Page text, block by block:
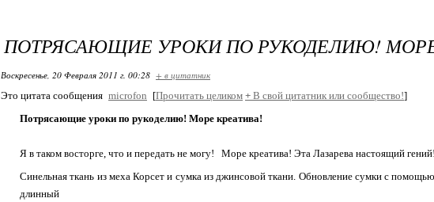
ПОТРЯСАЮЩИЕ УРОКИ ПО РУКОДЕЛИЮ!
Воскресенье, 20 Февраля 2011 г. 00:28 + в цитатник
Это цитата сообщения microfon [Прочитать целиком + В свой цитатник или сообщество!]
Потрясающие уроки по рукоделию! Море креатива!
Я в таком восторге, что и передать не могу! Море креатива! Эта Лазарева настоящий гений!
Синельная ткань из меха Корсет и сумка из джинсовой ткани. Обновление сумки с
длинный